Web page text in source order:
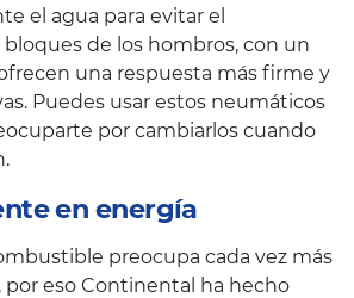
el agua para evitar el
bloques de los hombros, con un
una respuesta más firme y
Puedes usar estos neumáticos
por cambiarlos cuando
en energía
preocupa cada vez más
por eso Continental ha hecho